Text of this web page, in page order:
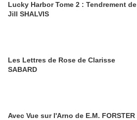
Lucky Harbor Tome 2 : Tendrement de
Jill SHALVIS
Les Lettres de Rose de Clarisse
SABARD
Avec Vue sur l'Arno de E.M. FORSTER